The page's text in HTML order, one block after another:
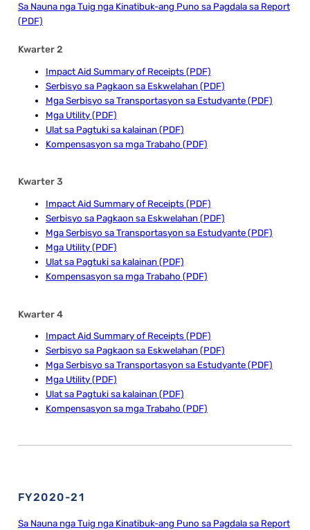
Sa Nauna nga Tuig nga Kinatibuk-ang Puno sa Pagdala sa Report
(PDF)
Kwarter 2
Impact Aid Summary of Receipts (PDF)
Serbisyo sa Pagkaon sa Eskwelahan (PDF)
Mga Serbisyo sa Transportasyon sa Estudyante (PDF)
Mga Utility (PDF)
Ulat sa Pagtuki sa kalainan (PDF)
Kompensasyon sa mga Trabaho (PDF)
Kwarter 3
Impact Aid Summary of Receipts (PDF)
Serbisyo sa Pagkaon sa Eskwelahan (PDF)
Mga Serbisyo sa Transportasyon sa Estudyante (PDF)
Mga Utility (PDF)
Ulat sa Pagtuki sa kalainan (PDF)
Kompensasyon sa mga Trabaho (PDF)
Kwarter 4
Impact Aid Summary of Receipts (PDF)
Serbisyo sa Pagkaon sa Eskwelahan (PDF)
Mga Serbisyo sa Transportasyon sa Estudyante (PDF)
Mga Utility (PDF)
Ulat sa Pagtuki sa kalainan (PDF)
Kompensasyon sa mga Trabaho (PDF)
FY2020-21
Sa Nauna nga Tuig nga Kinatibuk-ang Puno sa Pagdala sa Report